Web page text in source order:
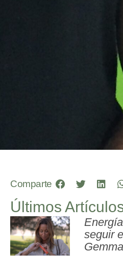
Comparte
Últimos
seguir